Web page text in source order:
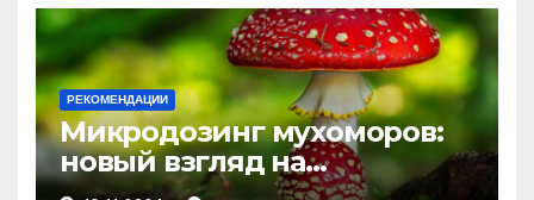
РЕКОМЕНДАЦИИ
Микродозинг мухоморов:
новый взгляд на
психоделику